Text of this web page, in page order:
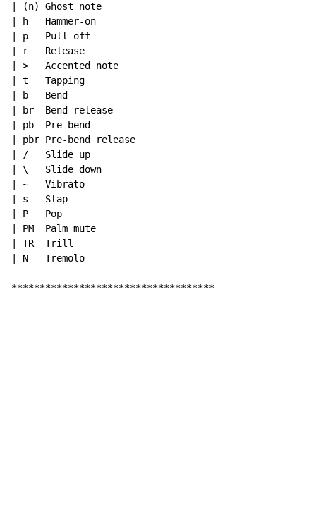
| (n) Ghost note
| h   Hammer-on
| p   Pull-off
| r   Release
| >   Accented note
| t   Tapping
| b   Bend
| br  Bend release
| pb  Pre-bend
| pbr Pre-bend release
| /   Slide up
| \   Slide down
| ~   Vibrato
| s   Slap
| P   Pop
| PM  Palm mute
| TR  Trill
| N   Tremolo
************************************